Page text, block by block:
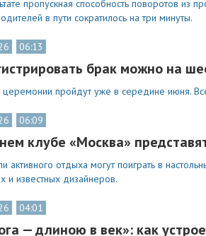
пропускная способность поворотов из
в пути сократилось на три минуты.
06:13
брак можно на
пройдут уже в середине июня.
06:09
клубе «Москва»
активного отдыха могут поиграть в
и известных дизайнеров.
04:01
— длиною в век»: как